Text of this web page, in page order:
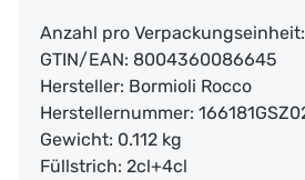
Anzahl pro Verpackungseinheit:
GTIN/EAN: 8004360086645
Hersteller: Bormioli Rocco
Herstellernummer:
Gewicht: 0.112 kg
Füllstrich: 2cl+4cl